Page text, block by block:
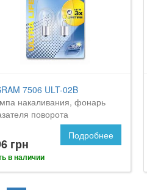
7506 ULT-02B
накаливания, фонарь
поворота
грн
в наличии
Подробнее